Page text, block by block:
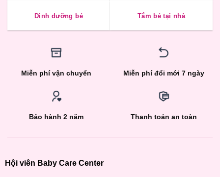
Dinh dưỡng bé Tắm bé tại nhà
Miễn phí vận chuyển Miễn phí đổi mới 7 ngày
Bảo hành 2 năm Thanh toán an toàn
Hội viên Baby Care Center